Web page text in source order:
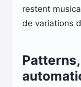
restent
de variations